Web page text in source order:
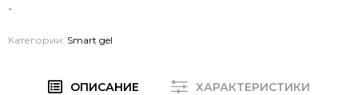
-
Категории: Smart gel
ОПИСАНИЕ
ХАРАКТЕРИСТИКИ